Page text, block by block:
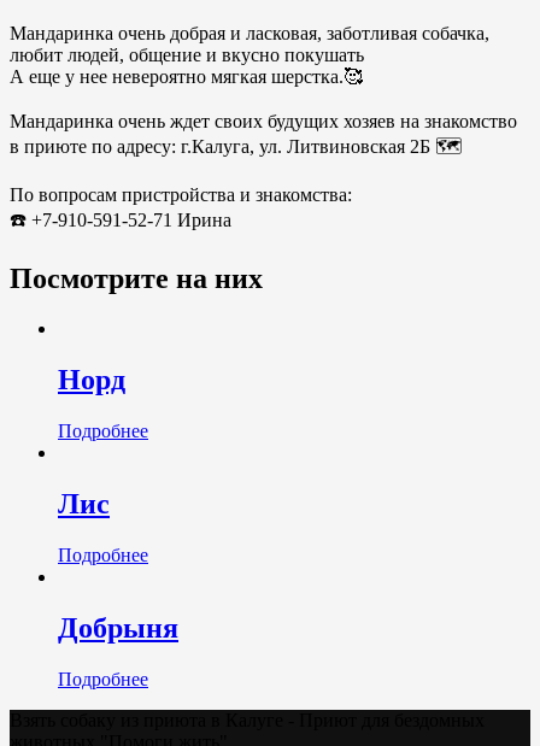
Мандаринка очень добрая и ласковая, заботливая собачка,
любит людей, общение и вкусно покушать
А еще у нее невероятно мягкая шерстка.🥰
Мандаринка очень ждет своих будущих хозяев на знакомство
в приюте по адресу: г.Калуга, ул. Литвиновская 2Б 🗺️
По вопросам пристройства и знакомства:
☎️ +7-910-591-52-71 Ирина
Посмотрите на них
Норд
Подробнее
Лис
Подробнее
Добрыня
Подробнее